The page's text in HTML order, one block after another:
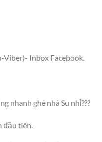
Inbox Facebook.
nhanh ghé nhà Su nhỉ???
đầu tiên.